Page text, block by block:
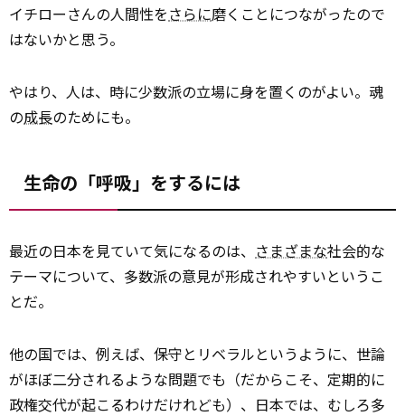
イチローさんの人間性をさらに磨くことにつながったので
はないかと思う。
やはり、人は、時に少数派の立場に身を置くのがよい。魂
の成長のためにも。
生命の「呼吸」をするには
最近の日本を見ていて気になるのは、 さまざまな社会的な
テーマについて、多数派の意見が形成されやすいというこ
とだ。
他の国では、例えば、保守とリベラルというように、世論
がほぼ二分されるような問題でも（だからこそ、定期的に
政権交代が起こるわけだけれども）、日本では、むしろ多